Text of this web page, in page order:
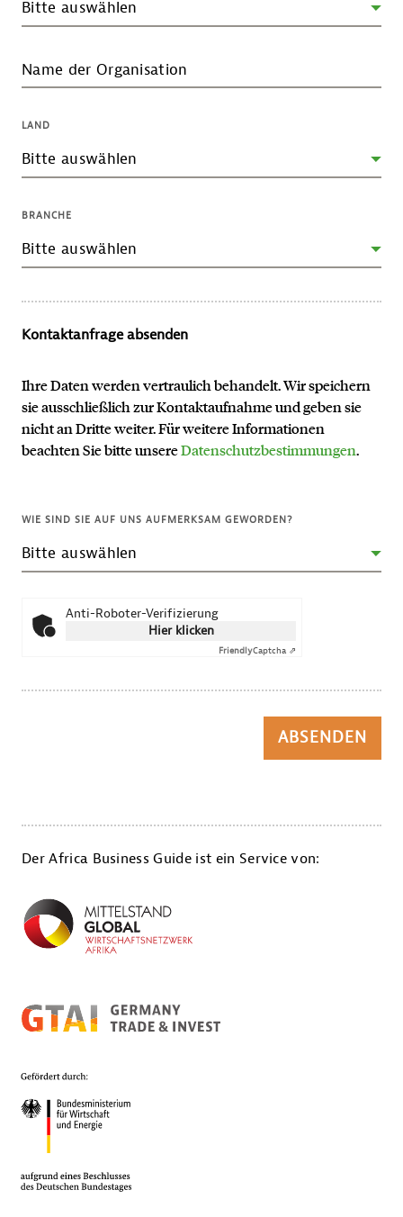
Name der Organisation
LAND
BRANCHE
Kontaktanfrage absenden
Ihre Daten werden vertraulich behandelt. Wir speichern
sie ausschließlich zur Kontaktaufnahme und geben sie
nicht an Dritte weiter. Für weitere Informationen
beachten Sie bitte unsereDatenschutzbestimmungen.
WIE SIND SIE AUF UNS AUFMERKSAM GEWORDEN?
Anti-Roboter-Verifizierung
Hier klicken
FriendlyCaptcha ⇗
ABSENDEN
Der Africa Business Guide ist ein Service von: